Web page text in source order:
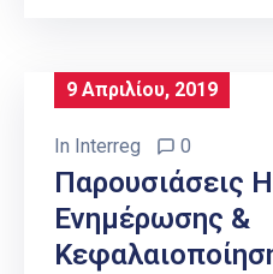
9 Απριλίου, 2019
In Interreg 0
Παρουσιάσεις
Ενημέρωσης &